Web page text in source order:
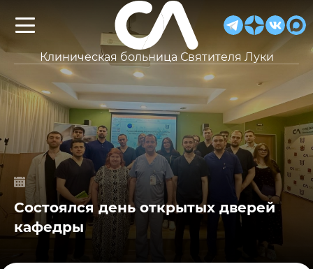
Клиническая больница Святителя Луки
Состоялся день открытых дверей
кафедры